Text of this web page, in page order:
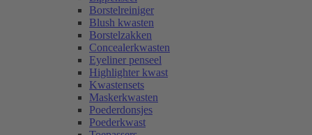
Borstelreiniger
Blush kwasten
Borstelzakken
Concealerkwasten
Eyeliner penseel
Highlighter kwast
Kwastensets
Maskerkwasten
Poederdonsjes
Poederkwast